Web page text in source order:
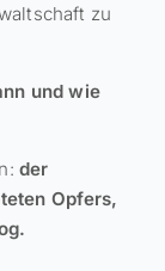
zu
und wie
der
Opfers,